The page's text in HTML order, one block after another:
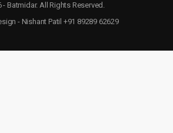
- Batmidar. All Rights Reserved.
- Nishant Patil +91 89289 62629